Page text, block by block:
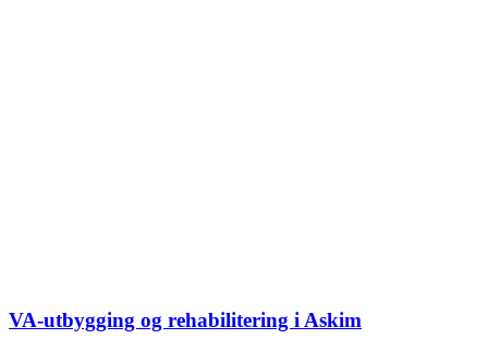
VA-utbygging og rehabilitering i Askim